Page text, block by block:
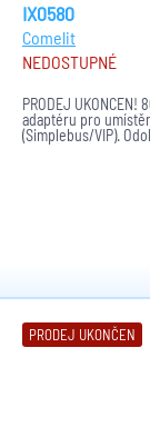
IX0580
Comelit
NEDOSTUPNÉ
PRODEJ
adaptéru pro
(Simplebus/VIP).
PRODEJ UKONČEN